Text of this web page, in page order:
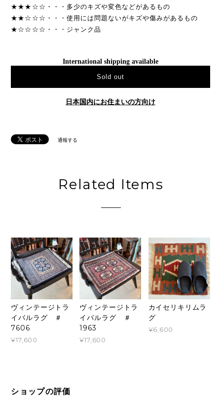
★★★☆☆・・・多少のキズや変色などがあるもの
★★☆☆☆・・・使用には問題ないがキズや傷みがあるもの
★☆☆☆☆・・・ジャンク品
International shipping available
Sold out
日本国内にお住まいの方向け
通報する
Related Items
ヴィンテージトラ
イバルラグ ＃
7606
¥17,600
ヴィンテージトラ
イバルラグ ＃
1963
¥17,600
カイセリキリムラ
グ
¥6,600
ショップの評価